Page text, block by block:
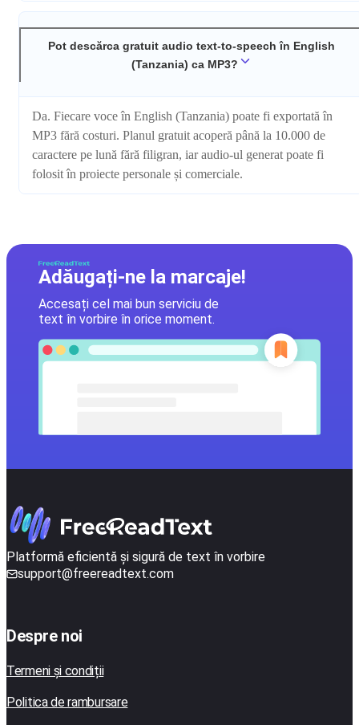
Pot descărca gratuit audio text-to-speech în English
(Tanzania) ca MP3?
Da. Fiecare voce în English (Tanzania) poate fi exportată în
MP3 fără costuri. Planul gratuit acoperă până la 10.000 de
caractere pe lună fără filigran, iar audio-ul generat poate fi
folosit în proiecte personale și comerciale.
Adăugați-ne la marcaje!
Accesați cel mai bun serviciu de
text în vorbire în orice moment.
Platformă eficientă și sigură de text în vorbire
support@freereadtext.com
Despre noi
Termeni și condiții
Politica de rambursare